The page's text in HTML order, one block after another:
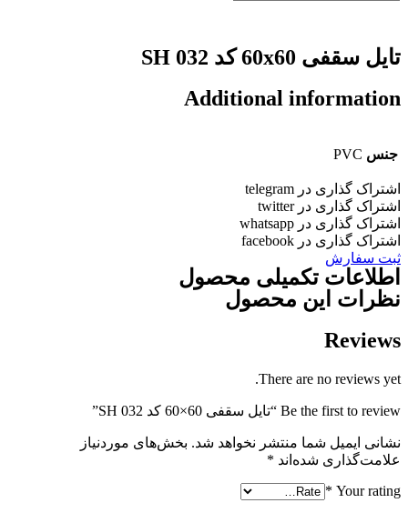
تایل سقفی 60x60 کد SH 032
Additional information
جنس PVC
اشتراک گذاری در telegram
اشتراک گذاری در twitter
اشتراک گذاری در whatsapp
اشتراک گذاری در facebook
ثبت سفارش
اطلاعات تکمیلی محصول
نظرات این محصول
Reviews
There are no reviews yet.
Be the first to review “تایل سقفی 60×60 کد SH 032”
نشانی ایمیل شما منتشر نخواهد شد. بخش‌های موردنیاز
علامت‌گذاری شده‌اند*
Your rating
*